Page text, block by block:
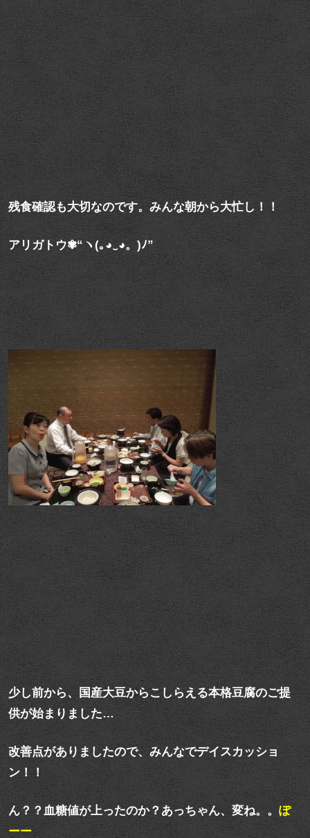
残食確認も大切なのです。みんな朝から大忙し！！
アリガトウ✾“ヽ(｡◕‿◕。)ﾉ”
少し前から、国産大豆からこしらえる本格豆腐のご提
供が始まりました…
改善点がありましたので、みんなでデイスカッショ
ン！！
ん？？血糖値が上ったのか？あっちゃん、変ね。。 ぽ
ーー